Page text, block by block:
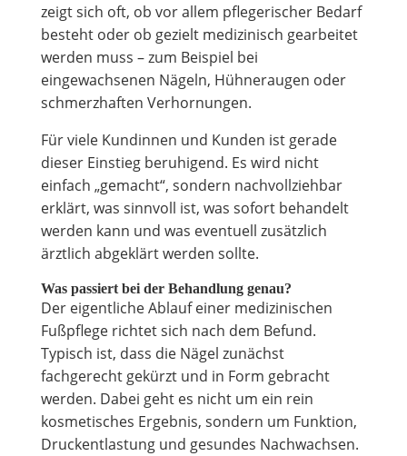
zeigt sich oft, ob vor allem pflegerischer Bedarf
besteht oder ob gezielt medizinisch gearbeitet
werden muss – zum Beispiel bei
eingewachsenen Nägeln, Hühneraugen oder
schmerzhaften Verhornungen.
Für viele Kundinnen und Kunden ist gerade
dieser Einstieg beruhigend. Es wird nicht
einfach „gemacht“, sondern nachvollziehbar
erklärt, was sinnvoll ist, was sofort behandelt
werden kann und was eventuell zusätzlich
ärztlich abgeklärt werden sollte.
Was passiert bei der Behandlung genau?
Der eigentliche Ablauf einer medizinischen
Fußpflege richtet sich nach dem Befund.
Typisch ist, dass die Nägel zunächst
fachgerecht gekürzt und in Form gebracht
werden. Dabei geht es nicht um ein rein
kosmetisches Ergebnis, sondern um Funktion,
Druckentlastung und gesundes Nachwachsen.